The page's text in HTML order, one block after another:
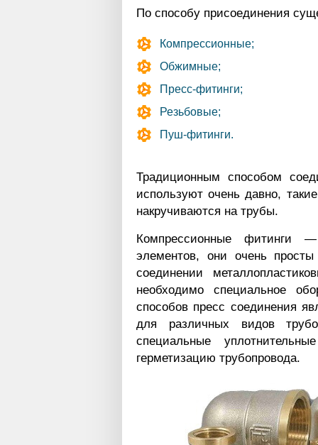
По способу присоединения
Компрессионные;
Обжимные;
Пресс-фитинги;
Резьбовые;
Пуш-фитинги.
Традиционным способом
используют очень давно,
накручиваются на трубы.
Компрессионные фитинги
элементов, они очень
соединении
необходимо специальное
способов пресс соединения
для различных видов
специальные
герметизацию трубопровода.